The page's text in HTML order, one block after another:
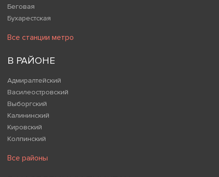
Беговая
Бухарестская
Все станции метро
В РАЙОНЕ
Адмиралтейский
Василеостровский
Выборгский
Калининский
Кировский
Колпинский
Все районы